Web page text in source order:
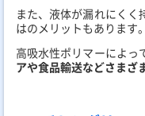
また、液体が漏れにくく
はのメリットもあります。
高吸水性ポリマーによっ
アや食品輸送などさまざ